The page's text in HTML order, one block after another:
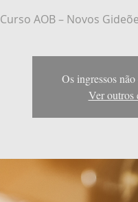
Curso AOB – Novos
Os ingressos não
Ver outros